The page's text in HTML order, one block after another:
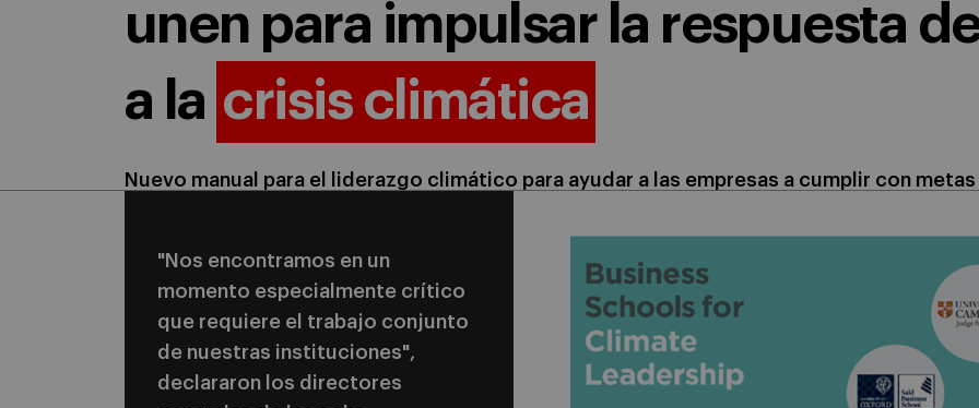
unen para impulsar la respuesta
a la crisis climática
Nuevo manual para el liderazgo climático para ayudar a las empresas a cumplir con
"Nos encontramos en un
momento especialmente crítico
que requiere el trabajo conjunto
de nuestras instituciones",
declararon los directores